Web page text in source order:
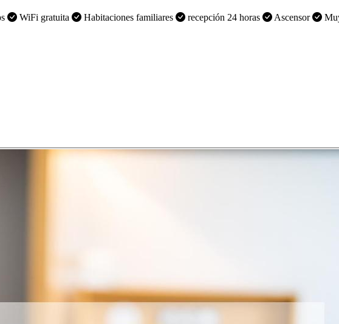
WiFi gratuita Habitaciones familiares recepción 24 horas Ascensor